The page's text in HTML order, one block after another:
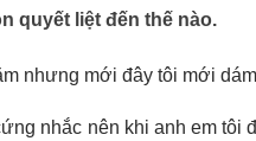
quyết liệt đến thế nào.
nhưng mới đây tôi mới
nhắc nên khi anh em